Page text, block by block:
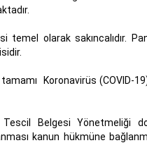
olarak sakıncalıdır.
Koronavirüs (COVID-19)
Belgesi Yönetmeliği
kanun hükmüne